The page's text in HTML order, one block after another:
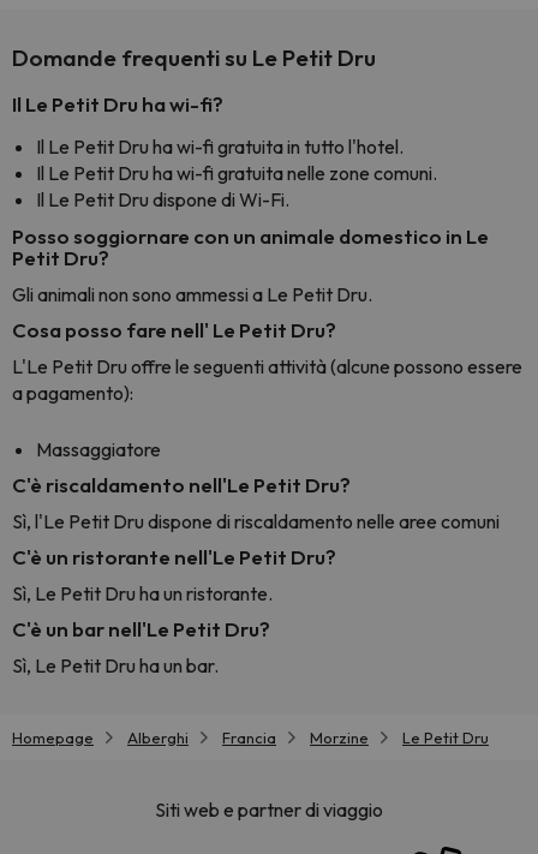
Domande frequenti su Le Petit Dru
Il Le Petit Dru ha wi-fi?
Il Le Petit Dru ha wi-fi gratuita in tutto l'hotel.
Il Le Petit Dru ha wi-fi gratuita nelle zone comuni.
Il Le Petit Dru dispone di Wi-Fi.
Posso soggiornare con un animale domestico in Le
Petit Dru?
Gli animali non sono ammessi a Le Petit Dru.
Cosa posso fare nell' Le Petit Dru?
L'Le Petit Dru offre le seguenti attività (alcune possono essere
a pagamento):
Massaggiatore
C'è riscaldamento nell'Le Petit Dru?
Sì, l'Le Petit Dru dispone di riscaldamento nelle aree comuni
C'è un ristorante nell'Le Petit Dru?
Sì, Le Petit Dru ha un ristorante.
C'è un bar nell'Le Petit Dru?
Sì, Le Petit Dru ha un bar.
Homepage Alberghi Francia Morzine Le Petit Dru
Siti web e partner di viaggio